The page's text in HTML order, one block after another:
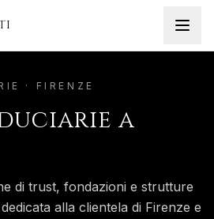
Fiduciarie
· FIRENZE
a
di trust, fondazioni e strutture
alla clientela di Firenze e